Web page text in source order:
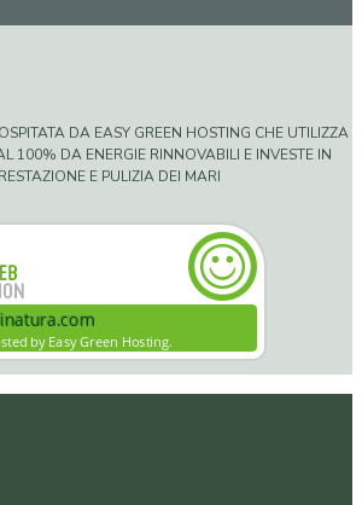
DA EASY GREEN HOSTING CHE UTILIZZA
100% DA ENERGIE RINNOVABILI E INVESTE IN
E PULIZIA DEI MARI